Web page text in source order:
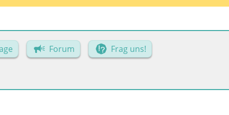
Forum
Frag uns!